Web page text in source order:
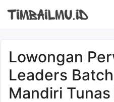
Lowongan
Leaders
Mandiri